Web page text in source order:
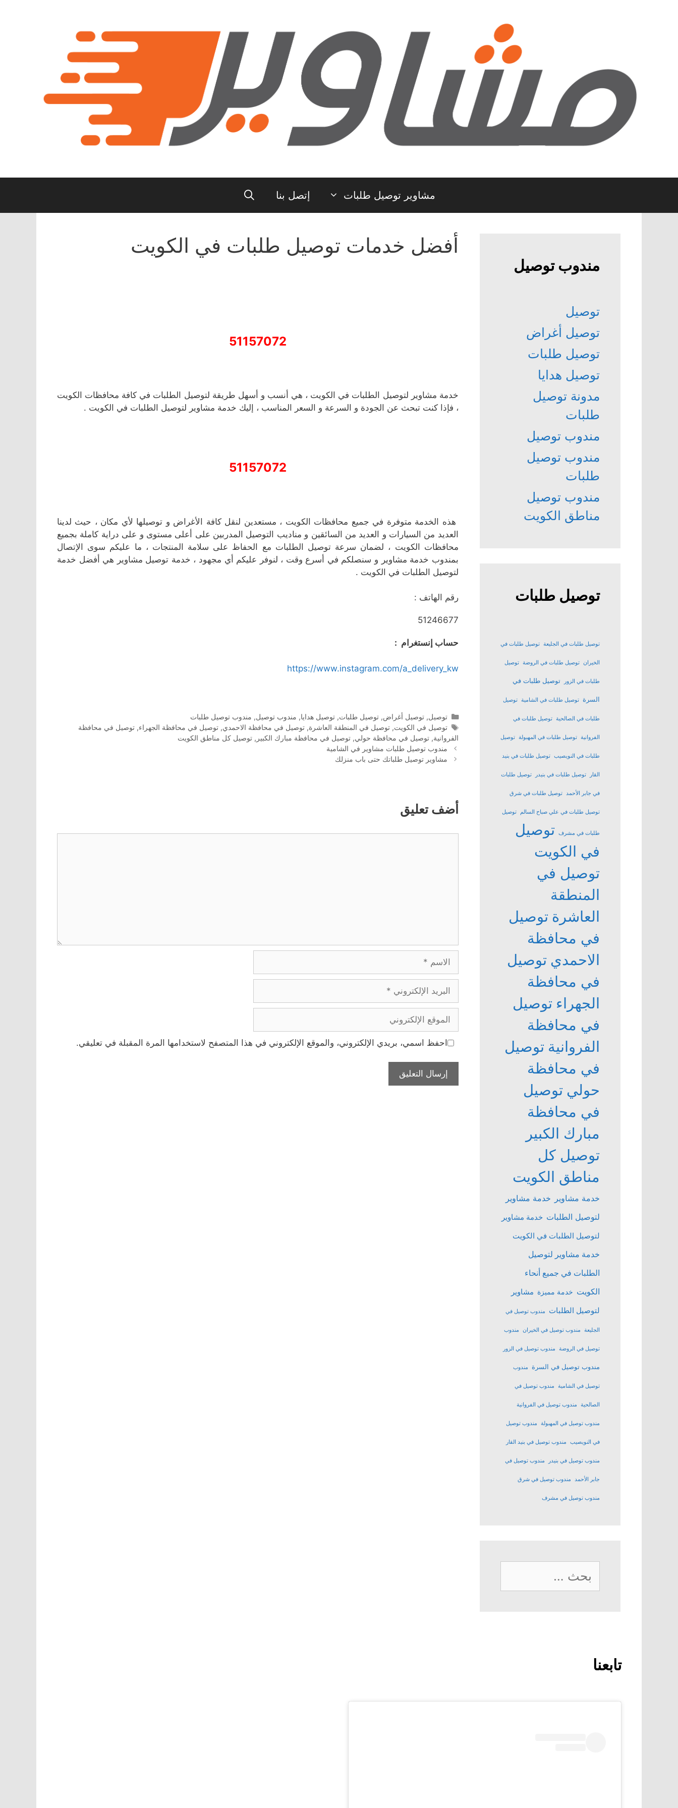
مشاوير توصيل طلبات إتصل بنا
أفضل خدمات توصيل طلبات في الكويت
51157072
خدمة مشاوير لتوصيل الطلبات في الكويت ، هي أنسب و أسهل طريقة لتوصيل الطلبات في كافة محافظات الكويت
، فإذا كنت تبحث عن الجودة و السرعة و السعر المناسب ، إليك خدمة مشاوير لتوصيل الطلبات في الكويت .
51157072
هذه الخدمة متوفرة في جميع محافظات الكويت ، مستعدين لنقل كافة الأغراض و توصيلها لأي مكان ، حيث لدينا
العديد من السيارات و العديد من السائقين و مناديب التوصيل المدربين على أعلى مستوى و على دراية كاملة بجميع
محافظات الكويت ، لضمان سرعة توصيل الطلبات مع الحفاظ على سلامة المنتجات ، ما عليكم سوى الإتصال
بمندوب خدمة مشاوير و سنصلكم في أسرع وقت ، لنوفر عليكم أي مجهود ، خدمة توصيل مشاوير هي أفضل خدمة
لتوصيل الطلبات في الكويت .
رقم الهاتف :
51246677
حساب إنستغرام :
https://www.instagram.com/a_delivery_kw
التصنيفات
توصيل, توصيل أغراض, توصيل طلبات, توصيل هدايا, مندوب توصيل, مندوب توصيل طلبات
الوسوم
توصيل في الكويت, توصيل في المنطقة العاشرة, توصيل في محافظة الاحمدي, توصيل في محافظة الجهراء, توصيل في محافظة
الفروانية,توصيل في محافظة حولي,توصيل في محافظة مبارك الكبير ,توصيل كل مناطق الكويت
مندوب توصيل طلبات مشاوير في الشامية
مشاوير توصيل طلباتك حتى باب منزلك
أضف تعليق
الإلكتروني
الإلكتروني
احفظ اسمي، بريدي الإلكتروني، والموقع الإلكتروني في هذا المتصفح لاستخدامها المرة المقبلة في تعليقي.
مندوب توصيل
توصيل
توصيل أغراض
توصيل طلبات
توصيل هدايا
مدونة توصيل
طلبات
مندوب توصيل
مندوب توصيل
طلبات
مندوب توصيل
مناطق الكويت
توصيل طلبات
توصيل طلبات في الجليعة توصيل طلبات في
الخيران توصيل طلبات في الروضة توصيل
طلبات في الزور توصيل طلبات في
السرة توصيل طلبات في الشامية توصيل
طلبات في الصالحية توصيل طلبات في
الفروانية توصيل طلبات في المهبولة توصيل
طلبات في النويصيب توصيل طلبات في بنيد
القار توصيل طلبات في بنيدر توصيل طلبات
في جابر الأحمد توصيل طلبات في شرق
توصيل طلبات في علي صباح السالم توصيل
طلبات في مشرف
توصيل
في الكويت
توصيل في
المنطقة
العاشرة توصيل
في محافظة
الاحمدي توصيل
في محافظة
الجهراء توصيل
في محافظة
الفروانية توصيل
في محافظة
حولي توصيل
في محافظة
مبارك الكبير
توصيل كل
مناطق الكويت
خدمة مشاوير
خدمة مشاوير
لتوصيل الطلبات خدمة مشاوير
لتوصيل الطلبات في الكويت
خدمة مشاوير لتوصيل
الطلبات في جميع أنحاء
الكويت خدمة مميزة مشاوير
لتوصيل الطلبات مندوب توصيل في
الجليعة مندوب توصيل في الخيران مندوب
توصيل في الروضة مندوب توصيل في الزور
مندوب توصيل في السرة مندوب
توصيل في الشامية مندوب توصيل في
الصالحية مندوب توصيل في الفروانية
مندوب توصيل في المهبولة مندوب توصيل
في النويصيب مندوب توصيل في بنيد القار
مندوب توصيل في بنيدر مندوب توصيل في
جابر الأحمد مندوب توصيل في شرق
مندوب توصيل في مشرف
البحث
عن:
تابعنا